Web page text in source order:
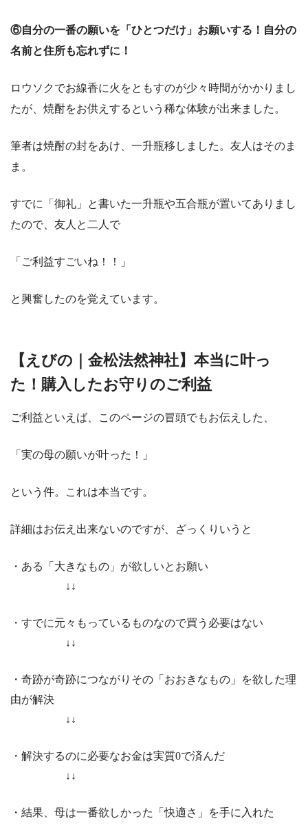
⑥自分の一番の願いを「ひとつだけ」お願いする！自分の
名前と住所も忘れずに！
ロウソクでお線香に火をともすのが少々時間がかかりまし
たが、焼酎をお供えするという稀な体験が出来ました。
筆者は焼酎の封をあけ、一升瓶移しました。友人はそのま
ま。
すでに「御礼」と書いた一升瓶や五合瓶が置いてありまし
たので、友人と二人で
「ご利益すごいね！！」
と興奮したのを覚えています。
【えびの｜金松法然神社】本当に叶っ
た！購入したお守りのご利益
ご利益といえば、このページの冒頭でもお伝えした、
「実の母の願いが叶った！」
という件。これは本当です。
詳細はお伝え出来ないのですが、ざっくりいうと
・ある「大きなもの」が欲しいとお願い
↓↓
・すでに元々もっているものなので買う必要はない
↓↓
・奇跡が奇跡につながりその「おおきなもの」を欲した理
由が解決
↓↓
・解決するのに必要なお金は実質0で済んだ
↓↓
・結果、母は一番欲しかった「快適さ」を手に入れた